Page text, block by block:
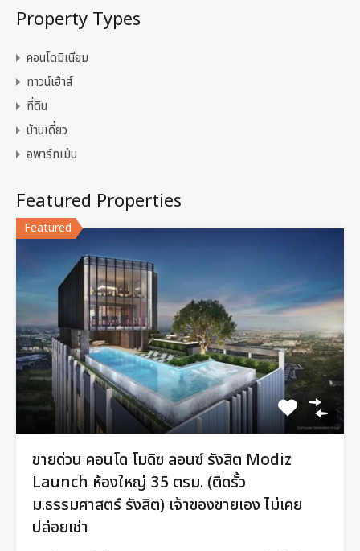
Property Types
คอนโดมิเนียม
ทาวน์เฮ้าส์
ที่ดิน
บ้านเดี่ยว
อพาร์ทเม้น
Featured Properties
Featured
ขายด่วน คอนโด โมดิซ ลอนซ์ รังสิต Modiz
Launch ห้องใหญ่ 35 ตรม. (ติดรั้ว
ม.ธรรมศาสตร์ รังสิต) เจ้าของขายเอง ไม่เคย
ปล่อยเช่า